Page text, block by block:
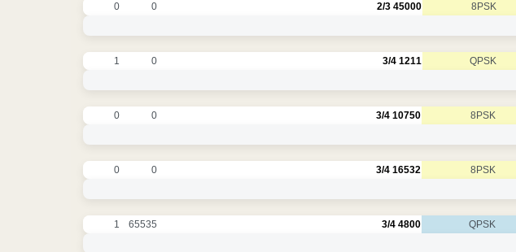
8PSK
45000
2/3
0
0
QPSK
1211
3/4
0
1
8PSK
10750
3/4
0
0
8PSK
16532
3/4
0
0
QPSK
4800
3/4
65535
1